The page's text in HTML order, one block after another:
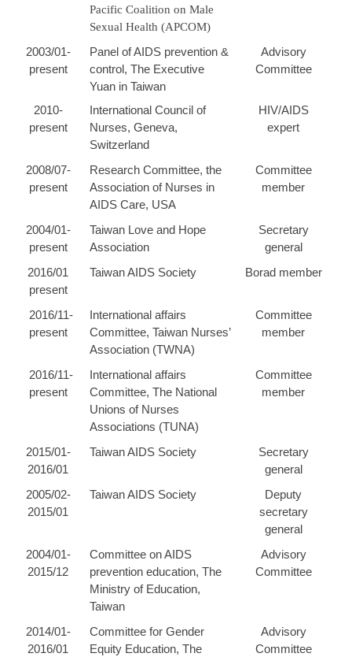
教室借用(限學系IP)
國際交流
Pacific Coalition on Male
Sexual Health (APCOM)
2003/01-
present
Panel of AIDS prevention &
control, The Executive
Yuan in Taiwan
Advisory
Committee
2010-
present
International Council of
Nurses, Geneva,
Switzerland
HIV/AIDS
expert
2008/07-
present
Research Committee, the
Association of Nurses in
AIDS Care, USA
Committee
member
2004/01-
present
Taiwan Love and Hope
Association
Secretary
general
2016/01
present
Taiwan AIDS Society Borad member
2016/11-
present
International affairs
Committee, Taiwan Nurses’
Association (TWNA)
Committee
member
2016/11-
present
International affairs
Committee, The National
Unions of Nurses
Associations (TUNA)
Committee
member
2015/01-
2016/01
Taiwan AIDS Society
Secretary
general
2005/02-
2015/01
Taiwan AIDS Society
Deputy
secretary
general
2004/01-
2015/12
Committee on AIDS
prevention education, The
Ministry of Education,
Taiwan
Advisory
Committee
2014/01-
2016/01
Committee for Gender
Equity Education, The
Advisory
Committee